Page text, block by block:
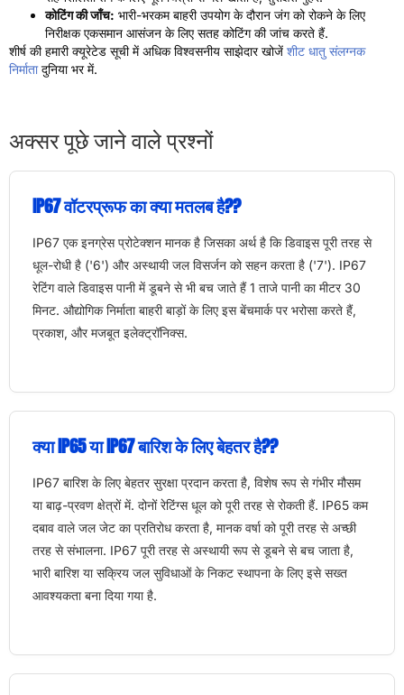
कोटिंग की जाँच: भारी-भरकम बाहरी उपयोग के दौरान जंग को रोकने के लिए
निरीक्षक एकसमान आसंजन के लिए सतह कोटिंग की जांच करते हैं.
शीर्ष की हमारी क्यूरेटेड सूची में अधिक विश्वसनीय साझेदार खोजें शीट धातु संलग्नक
निर्मातादुनिया भर में.
अक्सर पूछे जाने वाले प्रश्नों
IP67 वॉटरप्रूफ का क्या मतलब है??
IP67 एक इनग्रेस प्रोटेक्शन मानक है जिसका अर्थ है कि डिवाइस पूरी तरह से
धूल-रोधी है ('6') और अस्थायी जल विसर्जन को सहन करता है ('7'). IP67
रेटिंग वाले डिवाइस पानी में डूबने से भी बच जाते हैं 1 ताजे पानी का मीटर 30
मिनट. औद्योगिक निर्माता बाहरी बाड़ों के लिए इस बेंचमार्क पर भरोसा करते हैं,
प्रकाश, और मजबूत इलेक्ट्रॉनिक्स.
क्या IP65 या IP67 बारिश के लिए बेहतर है??
IP67 बारिश के लिए बेहतर सुरक्षा प्रदान करता है, विशेष रूप से गंभीर मौसम
या बाढ़-प्रवण क्षेत्रों में. दोनों रेटिंग्स धूल को पूरी तरह से रोकती हैं. IP65 कम
दबाव वाले जल जेट का प्रतिरोध करता है, मानक वर्षा को पूरी तरह से अच्छी
तरह से संभालना. IP67 पूरी तरह से अस्थायी रूप से डूबने से बच जाता है,
भारी बारिश या सक्रिय जल सुविधाओं के निकट स्थापना के लिए इसे सख्त
आवश्यकता बना दिया गया है.